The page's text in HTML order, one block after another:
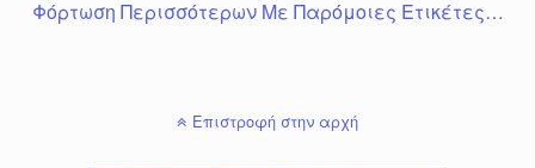
Φόρτωση Περισσότερων Με Παρόμοιες Ετικέτες…
Επιστροφή στην αρχή